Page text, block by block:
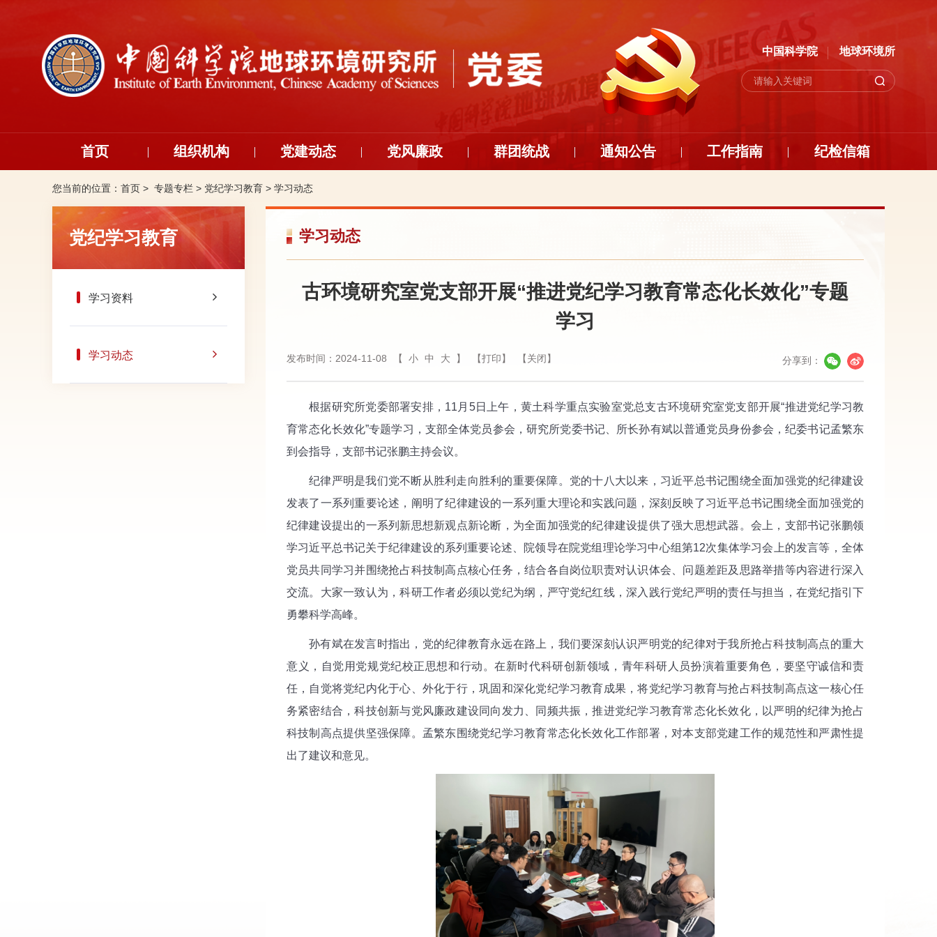
中国科学院 地球环境所
首页 组织机构 党建动态 党风廉政 群团统战 通知公告 工作指南 纪检信箱
您当前的位置： 首页 > 专题专栏 > 党纪学习教育 > 学习动态
党纪学习教育
学习资料
学习动态
学习动态
古环境研究室党支部开展“推进党纪学习教育常态化长效化”专题
学习
发布时间：2024-11-08 【 小 中 大 】 【打印】 【关闭】 分享到：
根据研究所党委部署安排，11月5日上午，黄土科学重点实验室党总支古环境研究室党支部开展“推进党纪学习教
育常态化长效化”专题学习，支部全体党员参会，研究所党委书记、所长孙有斌以普通党员身份参会，纪委书记孟繁东
到会指导，支部书记张鹏主持会议。
纪律严明是我们党不断从胜利走向胜利的重要保障。党的十八大以来，习近平总书记围绕全面加强党的纪律建设
发表了一系列重要论述，阐明了纪律建设的一系列重大理论和实践问题，深刻反映了习近平总书记围绕全面加强党的
纪律建设提出的一系列新思想新观点新论断，为全面加强党的纪律建设提供了强大思想武器。会上，支部书记张鹏领
学习近平总书记关于纪律建设的系列重要论述、院领导在院党组理论学习中心组第12次集体学习会上的发言等，全体
党员共同学习并围绕抢占科技制高点核心任务，结合各自岗位职责对认识体会、问题差距及思路举措等内容进行深入
交流。大家一致认为，科研工作者必须以党纪为纲，严守党纪红线，深入践行党纪严明的责任与担当，在党纪指引下
勇攀科学高峰。
孙有斌在发言时指出，党的纪律教育永远在路上，我们要深刻认识严明党的纪律对于我所抢占科技制高点的重大
意义，自觉用党规党纪校正思想和行动。在新时代科研创新领域，青年科研人员扮演着重要角色，要坚守诚信和责
任，自觉将党纪内化于心、外化于行，巩固和深化党纪学习教育成果，将党纪学习教育与抢占科技制高点这一核心任
务紧密结合，科技创新与党风廉政建设同向发力、同频共振，推进党纪学习教育常态化长效化，以严明的纪律为抢占
科技制高点提供坚强保障。孟繁东围绕党纪学习教育常态化长效化工作部署，对本支部党建工作的规范性和严肃性提
出了建议和意见。